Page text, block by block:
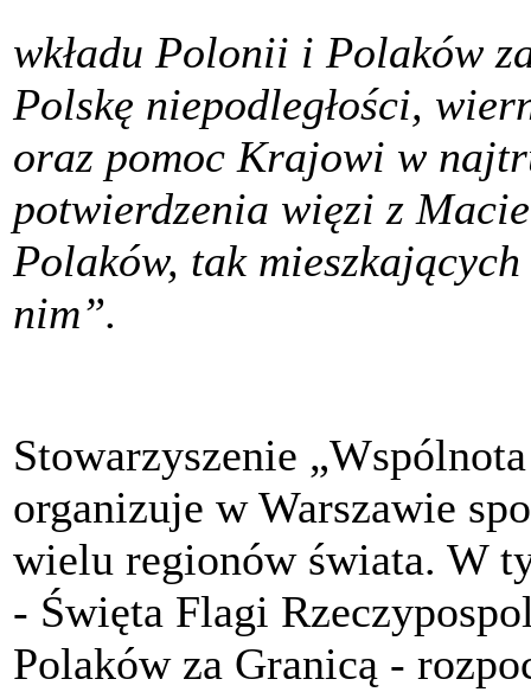
wkładu Polonii i Polaków
Polskę niepodległości,
oraz pomoc Krajowi w
potwierdzenia więzi z
Polaków, tak
nim”.
Stowarzyszenie
organizuje w Warszawie
wielu regionów świata. W
- Święta Flagi
Polaków za Granicą -